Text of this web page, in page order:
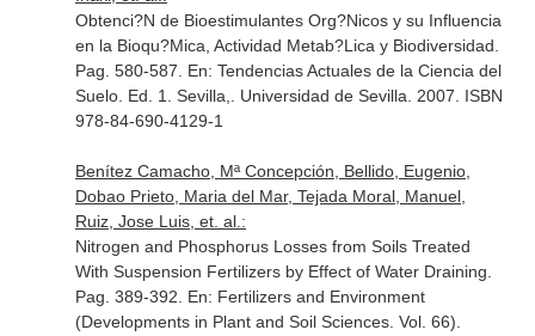
Obtenci?N de Bioestimulantes Org?Nicos y su Influencia
en la Bioqu?Mica, Actividad Metab?Lica y Biodiversidad.
Pag. 580-587. En: Tendencias Actuales de la Ciencia del
Suelo. Ed. 1. Sevilla,. Universidad de Sevilla. 2007. ISBN
978-84-690-4129-1
Benítez Camacho, Mª Concepción, Bellido, Eugenio,
Dobao Prieto, Maria del Mar, Tejada Moral, Manuel,
Ruiz, Jose Luis, et. al.:
Nitrogen and Phosphorus Losses from Soils Treated
With Suspension Fertilizers by Effect of Water Draining.
Pag. 389-392. En: Fertilizers and Environment
(Developments in Plant and Soil Sciences. Vol. 66)